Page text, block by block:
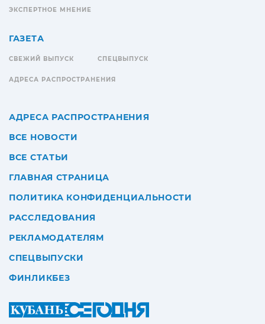
ЭКСПЕРТНОЕ МНЕНИЕ
ГАЗЕТА
СВЕЖИЙ ВЫПУСК СПЕЦВЫПУСК
АДРЕСА РАСПРОСТРАНЕНИЯ
АДРЕСА РАСПРОСТРАНЕНИЯ
ВСЕ НОВОСТИ
ВСЕ СТАТЬИ
ГЛАВНАЯ СТРАНИЦА
ПОЛИТИКА КОНФИДЕНЦИАЛЬНОСТИ
РАССЛЕДОВАНИЯ
РЕКЛАМОДАТЕЛЯМ
СПЕЦВЫПУСКИ
ФИНЛИКБЕЗ